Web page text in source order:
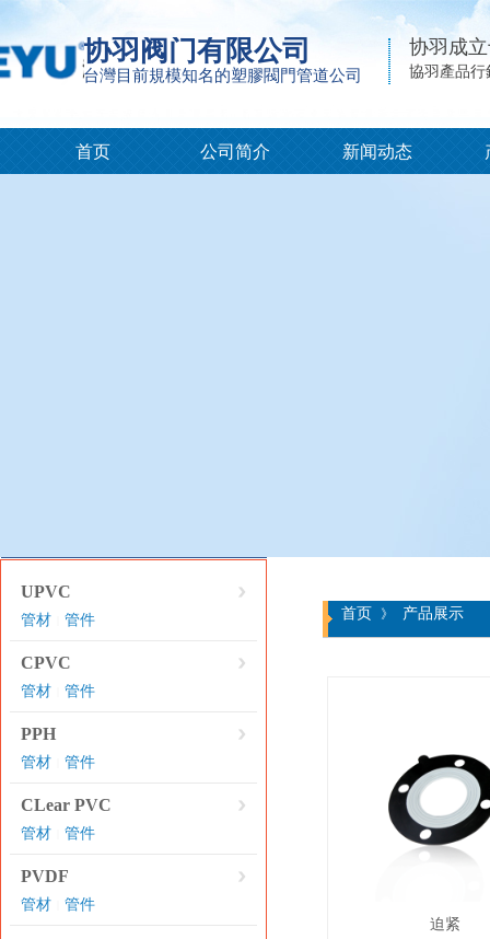
首页 公司简介 新闻动态
协羽阀门有限公司
台灣目前規模知名的塑膠閥門管道公司
协羽成
協羽產品行
UPVC
管材 管件
CPVC
管材 管件
PPH
管材 管件
CLear PVC
管材 管件
PVDF
管材 管件
首页 》 产品展示
迫紧